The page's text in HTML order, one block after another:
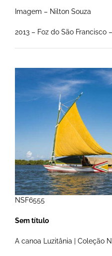
Imagem – Nilton Souza
2013 – Foz do São Francisco
NSF6555
Sem título
A canoa Luzitânia | Coleção